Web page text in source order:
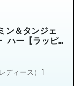
ン＆タンジェ
ハー【ラッピ
ディース）]